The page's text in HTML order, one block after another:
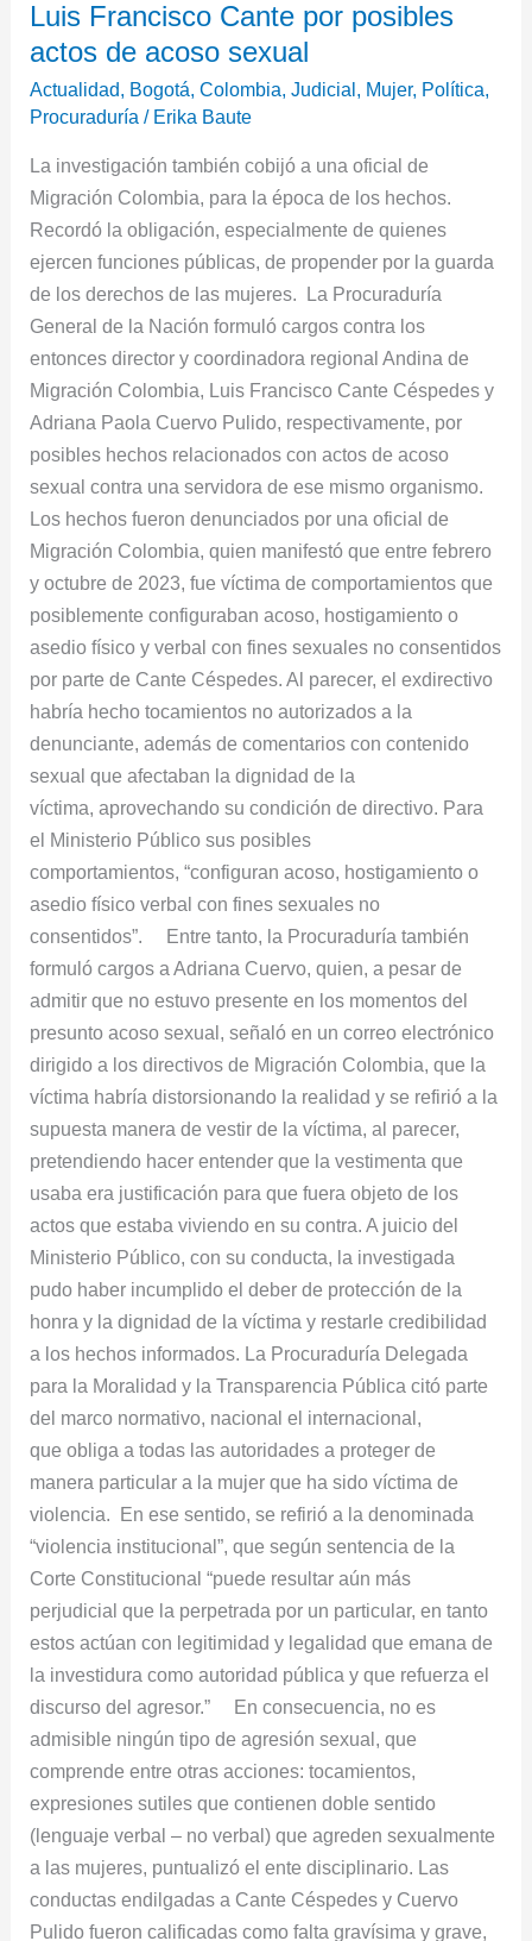
Luis Francisco Cante por posibles
actos de acoso sexual
Actualidad, Bogotá,Colombia,Judicial, Mujer, Política,
Procuraduría / Erika Baute
La investigación también cobijó a una oficial de
Migración Colombia, para la época de los hechos.
Recordó la obligación, especialmente de quienes
ejercen funciones públicas, de propender por la guarda
de los derechos de las mujeres. La Procuraduría
General de la Nación formuló cargos contra los
entonces director y coordinadora regional Andina de
Migración Colombia, Luis Francisco Cante Céspedes y
Adriana Paola Cuervo Pulido, respectivamente, por
posibles hechos relacionados con actos de acoso
sexual contra una servidora de ese mismo organismo.
Los hechos fueron denunciados por una oficial de
Migración Colombia, quien manifestó que entre febrero
y octubre de 2023, fue víctima de comportamientos que
posiblemente configuraban acoso, hostigamiento o
asedio físico y verbal con fines sexuales no consentidos
por parte de Cante Céspedes. Al parecer, el exdirectivo
habría hecho tocamientos no autorizados a la
denunciante, además de comentarios con contenido
sexual que afectaban la dignidad de la
víctima, aprovechando su condición de directivo. Para
el Ministerio Público sus posibles
comportamientos, “configuran acoso, hostigamiento o
asedio físico verbal con fines sexuales no
consentidos”. Entre tanto, la Procuraduría también
formuló cargos a Adriana Cuervo, quien, a pesar de
admitir que no estuvo presente en los momentos del
presunto acoso sexual, señaló en un correo electrónico
dirigido a los directivos de Migración Colombia, que la
víctima habría distorsionando la realidad y se refirió a la
supuesta manera de vestir de la víctima, al parecer,
pretendiendo hacer entender que la vestimenta que
usaba era justificación para que fuera objeto de los
actos que estaba viviendo en su contra. A juicio del
Ministerio Público, con su conducta, la investigada
pudo haber incumplido el deber de protección de la
honra y la dignidad de la víctima y restarle credibilidad
a los hechos informados. La Procuraduría Delegada
para la Moralidad y la Transparencia Pública citó parte
del marco normativo, nacional el internacional,
que obliga a todas las autoridades a proteger de
manera particular a la mujer que ha sido víctima de
violencia. En ese sentido, se refirió a la denominada
“violencia institucional”, que según sentencia de la
Corte Constitucional “puede resultar aún más
perjudicial que la perpetrada por un particular, en tanto
estos actúan con legitimidad y legalidad que emana de
la investidura como autoridad pública y que refuerza el
discurso del agresor.” En consecuencia, no es
admisible ningún tipo de agresión sexual, que
comprende entre otras acciones: tocamientos,
expresiones sutiles que contienen doble sentido
(lenguaje verbal – no verbal) que agreden sexualmente
a las mujeres, puntualizó el ente disciplinario. Las
conductas endilgadas a Cante Céspedes y Cuervo
Pulido fueron calificadas como falta gravísima y grave,
cargos
contra
Luis
Francisco
por
posibles
actos
de
acoso
sexual